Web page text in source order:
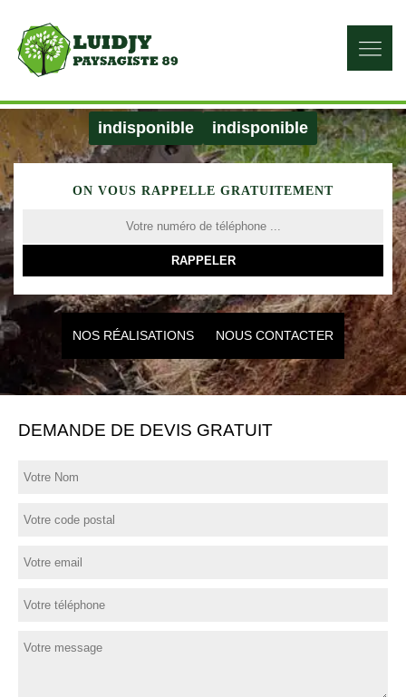
indisponible indisponible
ON VOUS RAPPELLE GRATUITEMENT
NOS RÉALISATIONS NOUS CONTACTER
DEMANDE DE DEVIS GRATUIT